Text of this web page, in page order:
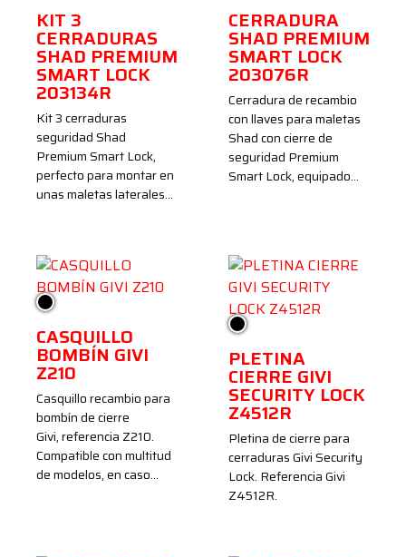
KIT 3
CERRADURAS
SHAD PREMIUM
SMART LOCK
203134R
Kit 3 cerraduras
seguridad Shad
Premium Smart Lock,
perfecto para montar en
unas maletas laterales…
CERRADURA
SHAD PREMIUM
SMART LOCK
203076R
Cerradura de recambio
con llaves para maletas
Shad con cierre de
seguridad Premium
Smart Lock, equipado…
Negro
CASQUILLO
BOMBÍN GIVI
Z210
Casquillo recambio para
bombín de cierre
Givi, referencia Z210.
Compatible con multitud
de modelos, en caso…
Negro
PLETINA
CIERRE GIVI
SECURITY LOCK
Z4512R
Pletina de cierre para
cerraduras Givi Security
Lock. Referencia Givi
Z4512R.